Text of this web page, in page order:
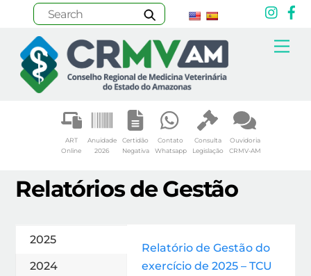
content
ART
Online
Anuidade
2026
Certidão
Negativa
Contato
Whatsapp
Consulta
Legislação
Ouvidoria
CRMV-AM
Relatórios de Gestão
2025
2024
Relatório de Gestão do
exercício de 2025 – TCU